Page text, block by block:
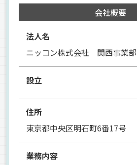
会社概要
法人名
ニッコン株式会社 関西事業部
設立
住所
東京都中央区明石町6番17号
業務内容